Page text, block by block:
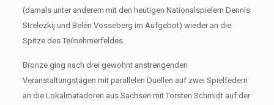
(damals unter anderem mit den heutigen Nationalspielern Dennis
Strelezkij und Belén Vosseberg im Aufgebot) wieder an die
Spitze des Teilnehmerfeldes.
Bronze ging nach drei gewohnt anstrengenden
Veranstaltungstagen mit parallelen Duellen auf zwei Spielfedern
an die Lokalmatadoren aus Sachsen mit Torsten Schmidt auf der